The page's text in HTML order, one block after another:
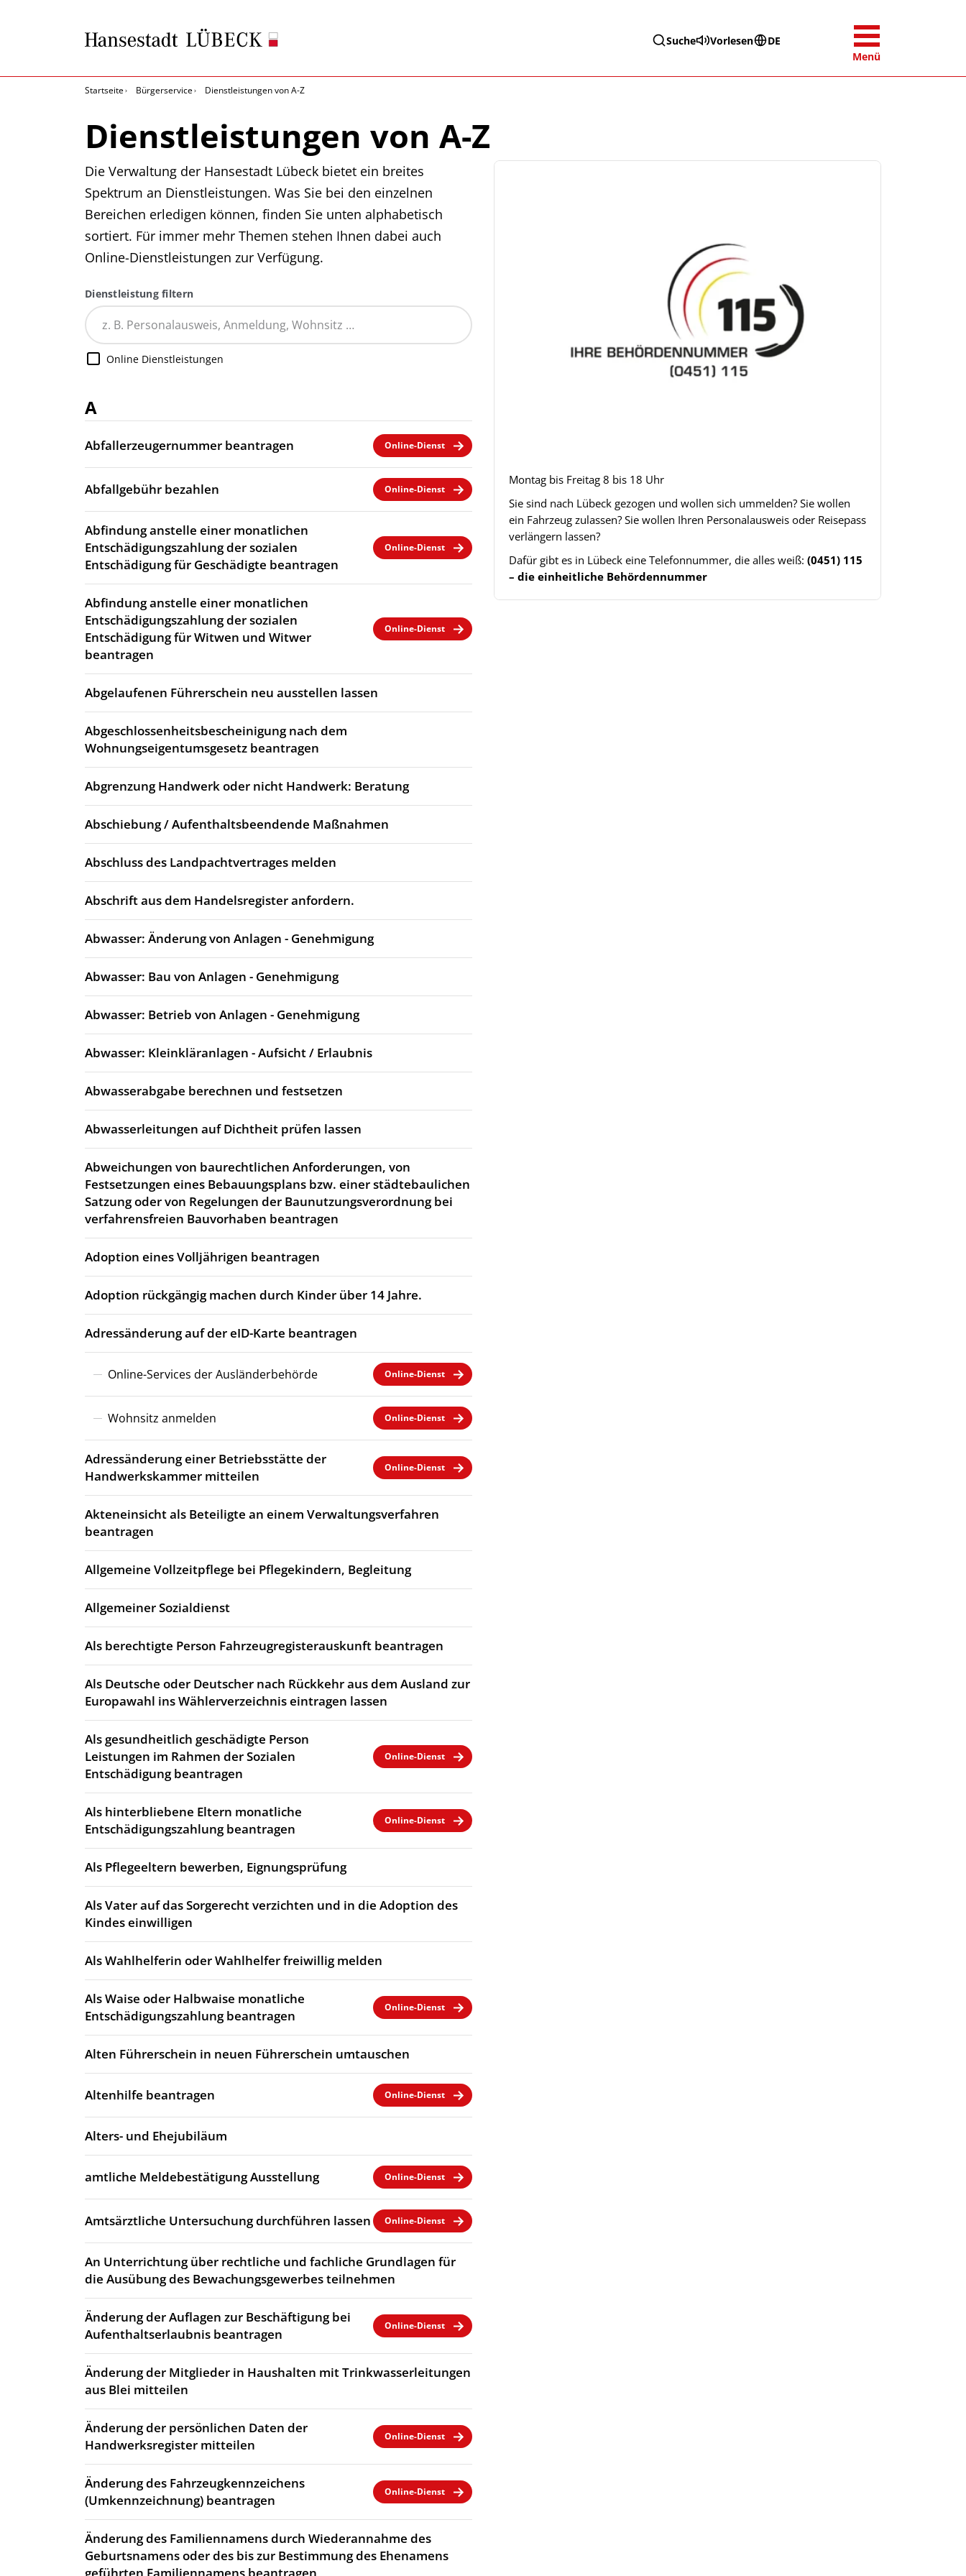
Suche Vorlesen
DE
Menü
Startseite Bürgerservice Dienstleistungen von A-Z
Dienstleistungen von A-Z
Die Verwaltung der Hansestadt Lübeck bietet ein breites
Spektrum an Dienstleistungen. Was Sie bei den einzelnen
Bereichen erledigen können, finden Sie unten alphabetisch
sortiert. Für immer mehr Themen stehen Ihnen dabei auch
Online-Dienstleistungen zur Verfügung.
Dienstleistung filtern
Online Dienstleistungen
A
Abfallerzeugernummer beantragen Online-Dienst
Abfallgebühr bezahlen Online-Dienst
Abfindung anstelle einer monatlichen
Entschädigungszahlung der sozialen
Entschädigung für Geschädigte beantragen
Online-Dienst
Abfindung anstelle einer monatlichen
Entschädigungszahlung der sozialen
Entschädigung für Witwen und Witwer
beantragen
Online-Dienst
Abgelaufenen Führerschein neu ausstellen lassen
Abgeschlossenheitsbescheinigung nach dem
Wohnungseigentumsgesetz beantragen
Abgrenzung Handwerk oder nicht Handwerk: Beratung
Abschiebung / Aufenthaltsbeendende Maßnahmen
Abschluss des Landpachtvertrages melden
Abschrift aus dem Handelsregister anfordern.
Abwasser: Änderung von Anlagen - Genehmigung
Abwasser: Bau von Anlagen - Genehmigung
Abwasser: Betrieb von Anlagen - Genehmigung
Abwasser: Kleinkläranlagen - Aufsicht / Erlaubnis
Abwasserabgabe berechnen und festsetzen
Abwasserleitungen auf Dichtheit prüfen lassen
Abweichungen von baurechtlichen Anforderungen, von
Festsetzungen eines Bebauungsplans bzw. einer städtebaulichen
Satzung oder von Regelungen der Baunutzungsverordnung bei
verfahrensfreien Bauvorhaben beantragen
Adoption eines Volljährigen beantragen
Adoption rückgängig machen durch Kinder über 14 Jahre.
Adressänderung auf der eID-Karte beantragen
Online-Services der Ausländerbehörde Online-Dienst
Wohnsitz anmelden Online-Dienst
Adressänderung einer Betriebsstätte der
Handwerkskammer mitteilen
Online-Dienst
Akteneinsicht als Beteiligte an einem Verwaltungsverfahren
beantragen
Allgemeine Vollzeitpflege bei Pflegekindern, Begleitung
Allgemeiner Sozialdienst
Als berechtigte Person Fahrzeugregisterauskunft beantragen
Als Deutsche oder Deutscher nach Rückkehr aus dem Ausland zur
Europawahl ins Wählerverzeichnis eintragen lassen
Als gesundheitlich geschädigte Person
Leistungen im Rahmen der Sozialen
Entschädigung beantragen
Online-Dienst
Als hinterbliebene Eltern monatliche
Entschädigungszahlung beantragen
Online-Dienst
Als Pflegeeltern bewerben, Eignungsprüfung
Als Vater auf das Sorgerecht verzichten und in die Adoption des
Kindes einwilligen
Als Wahlhelferin oder Wahlhelfer freiwillig melden
Als Waise oder Halbwaise monatliche
Entschädigungszahlung beantragen
Online-Dienst
Alten Führerschein in neuen Führerschein umtauschen
Altenhilfe beantragen Online-Dienst
Alters- und Ehejubiläum
amtliche Meldebestätigung Ausstellung Online-Dienst
Amtsärztliche Untersuchung durchführen lassen Online-Dienst
An Unterrichtung über rechtliche und fachliche Grundlagen für
die Ausübung des Bewachungsgewerbes teilnehmen
Änderung der Auflagen zur Beschäftigung bei
Aufenthaltserlaubnis beantragen
Online-Dienst
Änderung der Mitglieder in Haushalten mit Trinkwasserleitungen
aus Blei mitteilen
Änderung der persönlichen Daten der
Handwerksregister mitteilen
Online-Dienst
Änderung des Fahrzeugkennzeichens
(Umkennzeichnung) beantragen
Online-Dienst
Änderung des Familiennamens durch Wiederannahme des
Geburtsnamens oder des bis zur Bestimmung des Ehenamens
Montag bis Freitag 8 bis 18 Uhr
Sie sind nach Lübeck gezogen und wollen sich ummelden? Sie wollen
ein Fahrzeug zulassen? Sie wollen Ihren Personalausweis oder Reisepass
verlängern lassen?
Dafür gibt es in Lübeck eine Telefonnummer, die alles weiß: (0451) 115
– die einheitliche Behördennummer